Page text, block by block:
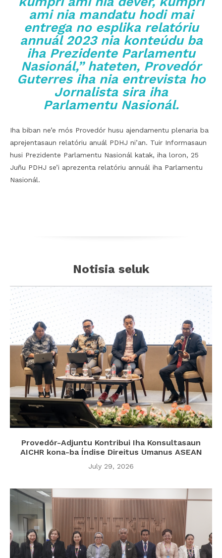
ami nia mandatu hodi mai
entrega no esplika relatóriu
annuál 2023 nia konteúdu ba
iha Prezidente Parlamentu
Nasionál,” hateten, Provedór
Guterres iha nia entrevista ho
Jornalista sira iha
Parlamentu Nasionál.
Iha biban ne’e mós Provedór husu ajendamentu plenaria ba
aprejentasaun relatóriu anuál PDHJ ni’an. Tuir Informasaun
husi Prezidente Parlamentu Nasionál katak, iha loron, 25
Juñu PDHJ se’i aprezenta relatóriu annuál iha Parlamentu
Nasionál.
Notisia seluk
Provedór-Adjuntu Kontribui Iha Konsultasaun
AICHR kona-ba Índise Direitus Umanus ASEAN
July 29, 2026